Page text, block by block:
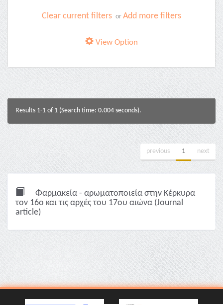
Clear current filters or Add more filters
View Option
Results 1-1 of 1 (Search time: 0.004 seconds).
previous 1 next
Φαρμακεία - αρωματοποιεία στην Κέρκυρα
τον 16ο και τις αρχές του 17ου αιώνα (Journal
article)